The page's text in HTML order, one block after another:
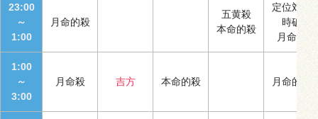
23:00
～
1:00
月命的殺
五黄殺
本命的殺
定位対冲
時破
月命殺
1:00
～
3:00
月命殺 吉方 本命的殺 月命的殺